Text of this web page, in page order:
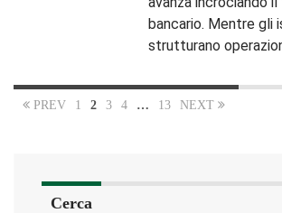
bancario. Mentre gli
strutturano
PREV 1 2 3 4 … 13 NEXT
Cerca